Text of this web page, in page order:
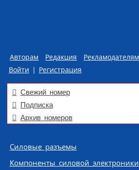
Авторам Редакция Рекламодателям
Войти | Регистрация
Свежий номер
Подписка
Архив номеров
Skip to content
Силовые разъемы
Компоненты силовой электроники